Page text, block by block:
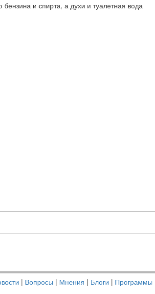
и спирта, а духи и туалетная вода
| Вопросы | Мнения | Блоги | Программы